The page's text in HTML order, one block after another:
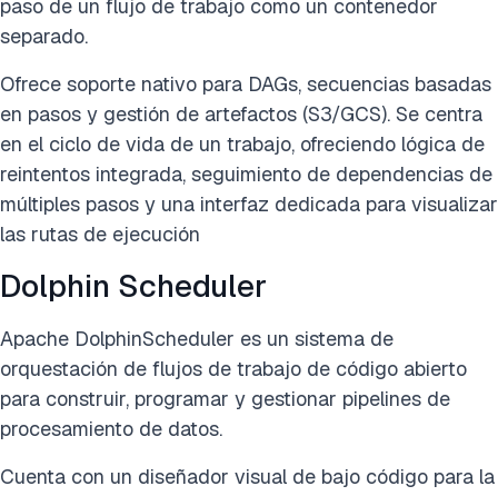
paso de un flujo de trabajo como un contenedor
separado.
Ofrece soporte nativo para DAGs, secuencias basadas
en pasos y gestión de artefactos (S3/GCS). Se centra
en el ciclo de vida de un trabajo, ofreciendo lógica de
reintentos integrada, seguimiento de dependencias de
múltiples pasos y una interfaz dedicada para visualizar
las rutas de ejecución
Dolphin Scheduler
Apache DolphinScheduler es un sistema de
orquestación de flujos de trabajo de código abierto
para construir, programar y gestionar pipelines de
procesamiento de datos.
Cuenta con un diseñador visual de bajo código para la